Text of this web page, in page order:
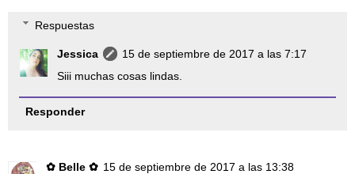
Respuestas
Jessica
15 de septiembre de 2017 a las 7:17
Siii muchas cosas lindas.
Responder
✿ Belle ✿ 15 de septiembre de 2017 a las 13:38